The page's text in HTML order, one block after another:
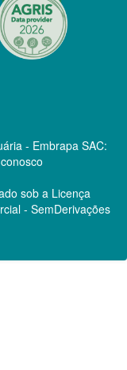
- Embrapa SAC:
sob a Licença
- SemDerivações